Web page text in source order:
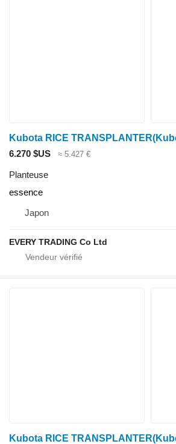
Kubota RICE
6.270 $US
≈ 5.427 €
Planteuse
essence
Japon
EVERY TRADING Co Ltd
Kubota RICE